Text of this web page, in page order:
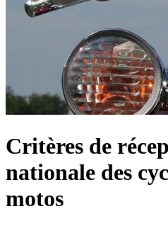
Critères de
nationale des
motos